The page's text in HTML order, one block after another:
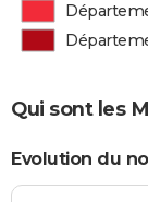
Qui sont les
Evolution du